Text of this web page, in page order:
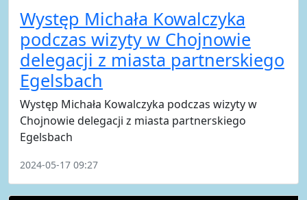
Występ Michała Kowalczyka
podczas wizyty w Chojnowie
delegacji z miasta partnerskiego
Egelsbach
Występ Michała Kowalczyka podczas wizyty w
Chojnowie delegacji z miasta partnerskiego
Egelsbach
2024-05-17 09:27